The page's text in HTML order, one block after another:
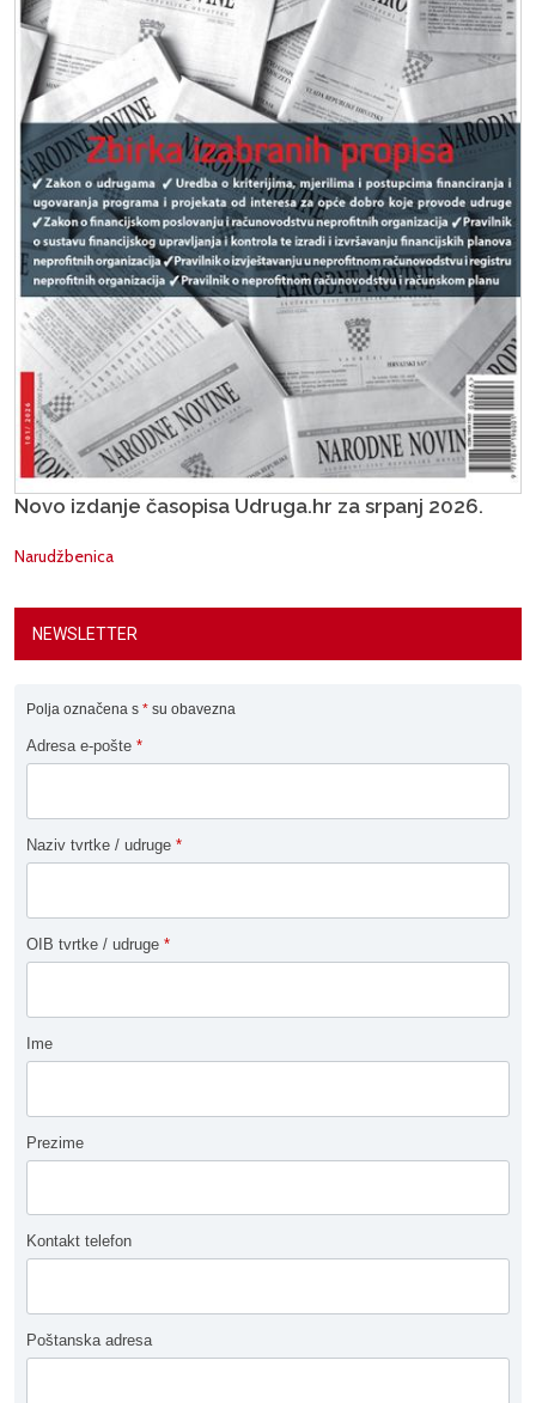
Novo izdanje časopisa Udruga.hr za srpanj 2026.
Narudžbenica
NEWSLETTER
Polja označena s * su obavezna
Adresa e-pošte *
Naziv tvrtke / udruge *
OIB tvrtke / udruge *
Ime
Prezime
Kontakt telefon
Poštanska adresa